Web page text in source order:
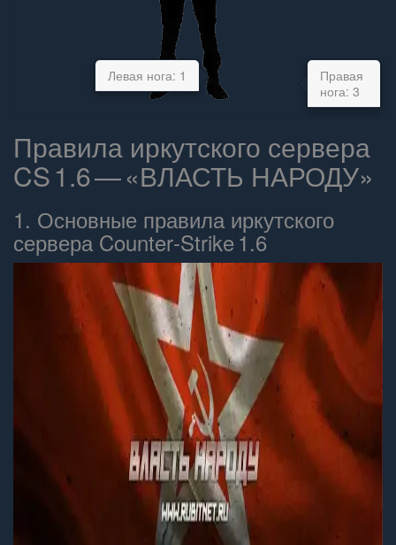
Левая нога: 1
Правая
нога: 3
Правила иркутского сервера
CS 1.6 — «ВЛАСТЬ НАРОДУ»
1. Основные правила иркутского
сервера Counter‑Strike 1.6